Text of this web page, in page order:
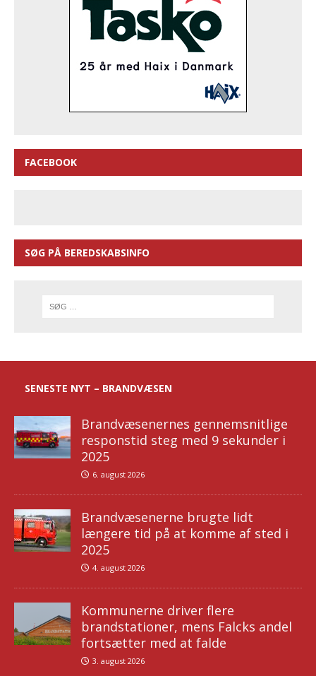
FACEBOOK
SØG PÅ BEREDSKABSINFO
SENESTE NYT – BRANDVÆSEN
Brandvæsenernes gennemsnitlige
responstid steg med 9 sekunder i
2025
6. august 2026
Brandvæsenerne brugte lidt
længere tid på at komme af sted i
2025
4. august 2026
Kommunerne driver flere
brandstationer, mens Falcks andel
fortsætter med at falde
3. august 2026